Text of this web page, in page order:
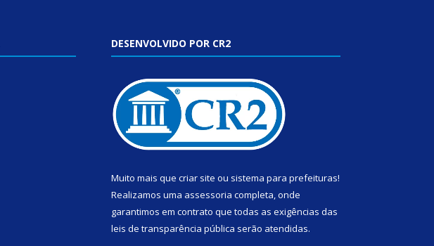
DESENVOLVIDO POR CR2
Muito mais que criar site ou sistema para prefeituras!
Realizamos uma assessoria completa, onde
garantimos em contrato que todas as exigências das
leis de transparência pública serão atendidas.